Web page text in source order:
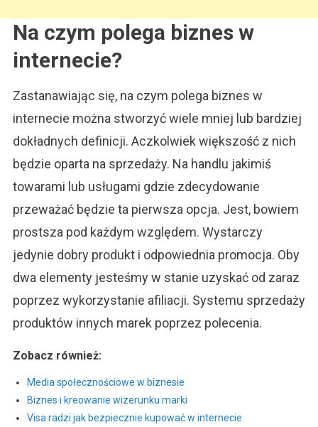
Na czym polega biznes w
internecie?
Zastanawiając się, na czym polega biznes w
internecie można stworzyć wiele mniej lub bardziej
dokładnych definicji. Aczkolwiek większość z nich
będzie oparta na sprzedaży. Na handlu jakimiś
towarami lub usługami gdzie zdecydowanie
przeważać będzie ta pierwsza opcja. Jest, bowiem
prostsza pod każdym względem. Wystarczy
jedynie dobry produkt i odpowiednia promocja. Oby
dwa elementy jesteśmy w stanie uzyskać od zaraz
poprzez wykorzystanie afiliacji. Systemu sprzedaży
produktów innych marek poprzez polecenia.
Zobacz również:
Media społecznościowe w biznesie
Biznes i kreowanie wizerunku marki
Visa radzi jak bezpiecznie kupować w internecie